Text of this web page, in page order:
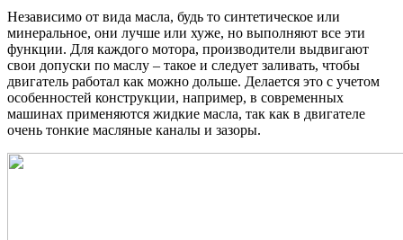
Независимо от вида масла, будь то синтетическое или
минеральное, они лучше или хуже, но выполняют все эти
функции. Для каждого мотора, производители выдвигают
свои допуски по маслу – такое и следует заливать, чтобы
двигатель работал как можно дольше. Делается это с учетом
особенностей конструкции, например, в современных
машинах применяются жидкие масла, так как в двигателе
очень тонкие масляные каналы и зазоры.